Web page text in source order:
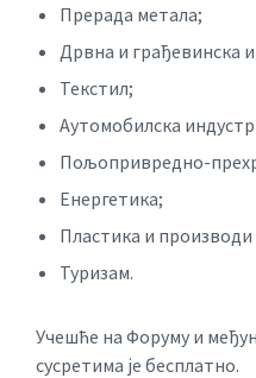
Прерада метала;
Дрвна и грађевинска
Текстил;
Аутомобилска
Пољопривредно-
Енергетика;
Пластика и производи
Туризам.
Учешће на Форуму и
сусретима је бесплатно.